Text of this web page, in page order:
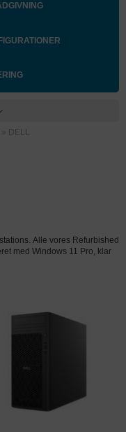
» DELL
Alle vores Refurbished
med Windows 11 Pro, klar